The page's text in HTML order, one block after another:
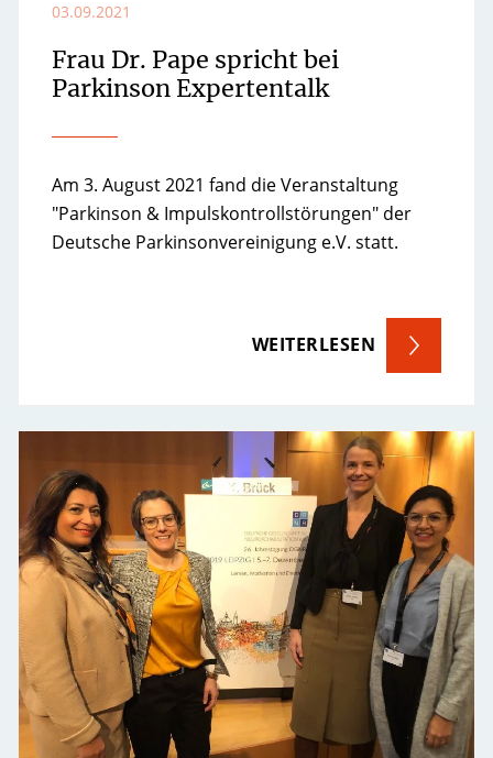
03.09.2021
Frau Dr. Pape spricht bei
Parkinson Expertentalk
Am 3. August 2021 fand die Veranstaltung
"Parkinson & Impulskontrollstörungen" der
Deutsche Parkinsonvereinigung e.V. statt.
WEITERLESEN